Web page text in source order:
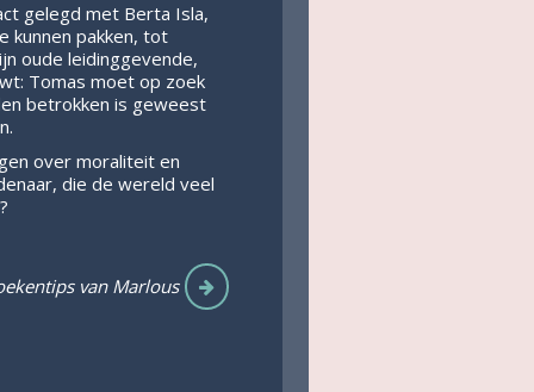
gelegd met Berta Isla,
kunnen pakken, tot
oude leidinggevende,
Tomas moet op zoek
betrokken is geweest
over moraliteit en
die de wereld veel
van Marlous